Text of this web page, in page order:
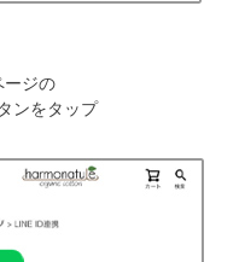
ージの
ンをタップ